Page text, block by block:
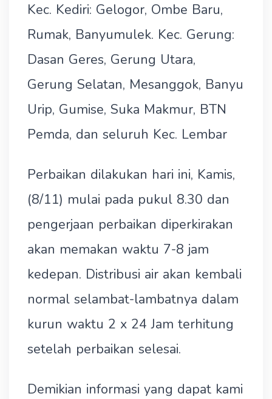
Kec. Kediri: Gelogor, Ombe Baru,
Rumak, Banyumulek. Kec. Gerung:
Dasan Geres, Gerung Utara,
Gerung Selatan, Mesanggok, Banyu
Urip, Gumise, Suka Makmur, BTN
Pemda, dan seluruh Kec. Lembar
Perbaikan dilakukan hari ini, Kamis,
(8/11) mulai pada pukul 8.30 dan
pengerjaan perbaikan diperkirakan
akan memakan waktu 7-8 jam
kedepan. Distribusi air akan kembali
normal selambat-lambatnya dalam
kurun waktu 2 x 24 Jam terhitung
setelah perbaikan selesai.
Demikian informasi yang dapat kami